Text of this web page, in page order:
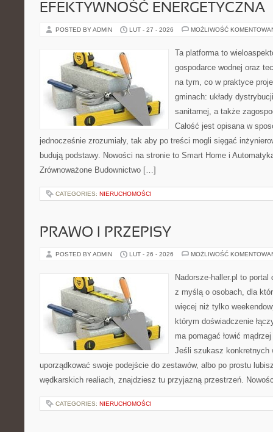
EFEKTYWNOŚĆ ENERGETYCZNA
POSTED BY ADMIN LUT - 27 - 2026 MOŻLIWOŚĆ
Ta platforma to
gospodarce wodnej oraz
na tym, co w praktyce
gminach: układy
sanitarnej, a także
Całość jest opisana w
jednocześnie zrozumiały, tak aby po treści mogli sięgać
budują podstawy. Nowości na stronie to Smart Home i
Zrównoważone Budownictwo […]
CATEGORIES: NIERUCHOMOŚCI
PRAWO I PRZEPISY
POSTED BY ADMIN LUT - 26 - 2026 MOŻLIWOŚĆ
Nadorsze-haller.pl to portal
z myślą o osobach, dla
więcej niż tylko
którym doświadczenie
ma pomagać łowić
Jeśli szukasz konkretnych
uporządkować swoje podejście do zestawów, albo po prostu
wędkarskich realiach, znajdziesz tu przyjazną przestrzeń.
CATEGORIES: NIERUCHOMOŚCI